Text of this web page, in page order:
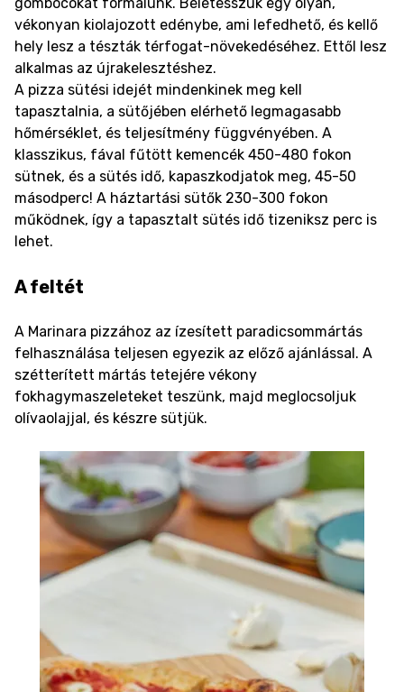
vékonyan kiolajozott edénybe, ami lefedhető, és kellő
hely lesz a tészták térfogat-növekedéséhez. Ettől lesz
alkalmas az újrakelesztéshez.
A pizza sütési idejét mindenkinek meg kell
tapasztalnia, a sütőjében elérhető legmagasabb
hőmérséklet, és teljesítmény függvényében. A
klasszikus, fával fűtött kemencék 450-480 fokon
sütnek, és a sütés idő, kapaszkodjatok meg, 45-50
másodperc! A háztartási sütők 230-300 fokon
működnek, így a tapasztalt sütés idő tizeniksz perc is
lehet.
A feltét
A Marinara pizzához az ízesített paradicsommártás
felhasználása teljesen egyezik az előző ajánlással. A
szétterített mártás tetejére vékony
fokhagymaszeleteket teszünk, majd meglocsoljuk
olívaolajjal, és készre sütjük.